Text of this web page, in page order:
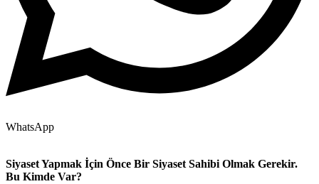
WhatsApp
Siyaset Yapmak İçin Önce Bir Siyaset Sahibi Olmak Gerekir.
Bu Kimde Var?